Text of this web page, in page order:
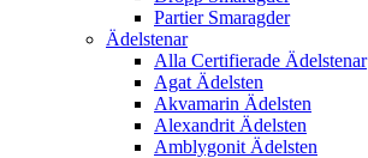
Partier Smaragder
Ädelstenar
Alla Certifierade Ädelstenar
Agat Ädelsten
Akvamarin Ädelsten
Alexandrit Ädelsten
Amblygonit Ädelsten